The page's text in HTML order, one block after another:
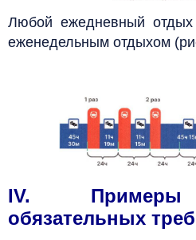
Любой ежедневный
еженедельным отдыхом
IV. Примеры
обязательных